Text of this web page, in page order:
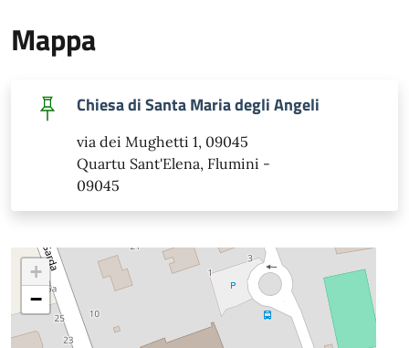
Mappa
Chiesa di Santa Maria degli Angeli
via dei Mughetti 1, 09045
Quartu Sant'Elena, Flumini -
09045
+
−